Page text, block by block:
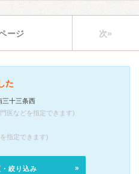
ージ 次»
た
三十三条西
医などを指定できます)
指定できます)
絞り込み